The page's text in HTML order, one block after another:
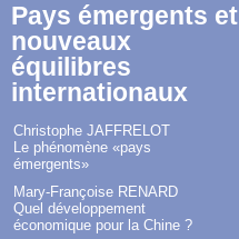
Pays émergents et
nouveaux
équilibres
internationaux
Christophe JAFFRELOT
Le phénomène «pays
émergents»
Mary-Françoise RENARD
Quel développement
économique pour la Chine ?